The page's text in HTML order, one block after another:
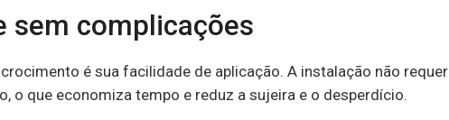
sem complicações
é sua facilidade de aplicação. A instalação não requer
o que economiza tempo e reduz a sujeira e o desperdício.